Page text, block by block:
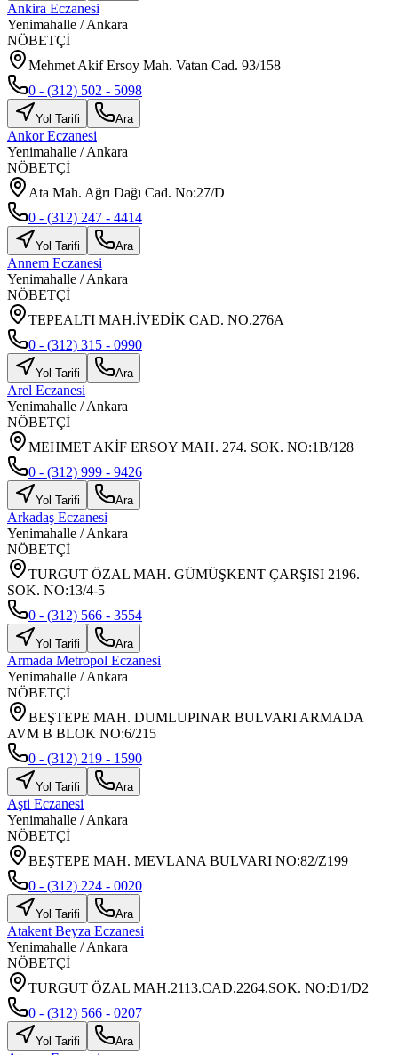
Ankira Eczanesi
Yenimahalle /Ankara
NÖBETÇİ
Mehmet Akif Ersoy Mah. Vatan Cad. 93/158
0 - (312) 502 - 5098
Yol Tarifi Ara
Ankor Eczanesi
Yenimahalle /Ankara
NÖBETÇİ
Ata Mah. Ağrı Dağı Cad. No:27/D
0 - (312) 247 - 4414
Yol Tarifi Ara
Annem Eczanesi
Yenimahalle /Ankara
NÖBETÇİ
TEPEALTI MAH.İVEDİK CAD. NO.276A
0 - (312) 315 - 0990
Yol Tarifi Ara
Arel Eczanesi
Yenimahalle /Ankara
NÖBETÇİ
MEHMET AKİF ERSOY MAH. 274. SOK. NO:1B/128
0 - (312) 999 - 9426
Yol Tarifi Ara
Arkadaş Eczanesi
Yenimahalle /Ankara
NÖBETÇİ
TURGUT ÖZAL MAH. GÜMÜŞKENT ÇARŞISI 2196.
SOK. NO:13/4-5
0 - (312) 566 - 3554
Yol Tarifi Ara
Armada Metropol Eczanesi
Yenimahalle /Ankara
NÖBETÇİ
BEŞTEPE MAH. DUMLUPINAR BULVARI ARMADA
AVM B BLOK NO:6/215
0 - (312) 219 - 1590
Yol Tarifi Ara
Aşti Eczanesi
Yenimahalle /Ankara
NÖBETÇİ
BEŞTEPE MAH. MEVLANA BULVARI NO:82/Z199
0 - (312) 224 - 0020
Yol Tarifi Ara
Atakent Beyza Eczanesi
Yenimahalle /Ankara
NÖBETÇİ
TURGUT ÖZAL MAH.2113.CAD.2264.SOK. NO:D1/D2
0 - (312) 566 - 0207
Yol Tarifi Ara